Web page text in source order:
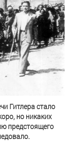
Гитлера стало
но никаких
предстоящего